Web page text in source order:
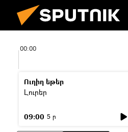
00:00
Ուղիղ եթեր
Լուրեր
09:00 5 ր